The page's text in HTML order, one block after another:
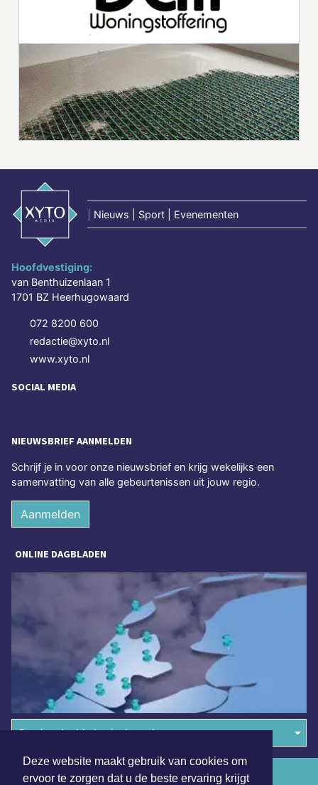
Deze website maakt gebruik van cookies om
ervoor te zorgen dat u de beste ervaring krijgt
Nieuws | Sport | Evenementen
Hoofdvestiging:
van Benthuizenlaan 1
1701 BZ Heerhugowaard
072 8200 600
redactie@xyto.nl
www.xyto.nl
SOCIAL MEDIA
NIEUWSBRIEF AANMELDEN
Schrijf je in voor onze nieuwsbrief en krijg wekelijks een
samenvatting van alle gebeurtenissen uit jouw regio.
Aanmelden
ONLINE DAGBLADEN
Overige dagbladen in de regio
Algemene voorwaarden